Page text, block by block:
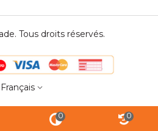
Tous droits réservés.
Français
0 0